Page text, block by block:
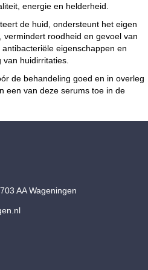
energie en helderheid.
de huid, ondersteunt het eigen
roodheid en gevoel van
eigenschappen en
huidirritaties.
de behandeling goed en in overleg
een van deze serums toe in de
AA Wageningen